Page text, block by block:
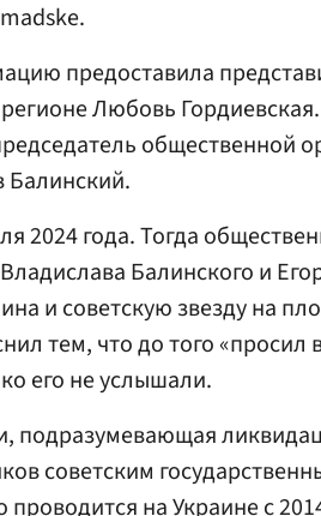
предоставила
Любовь
общественной
Балинский.
2024 года. Тогда
Балинского и
и советскую звезду на
тем, что до того «просил
его не услышали.
подразумевающая
советским
наУкраинес